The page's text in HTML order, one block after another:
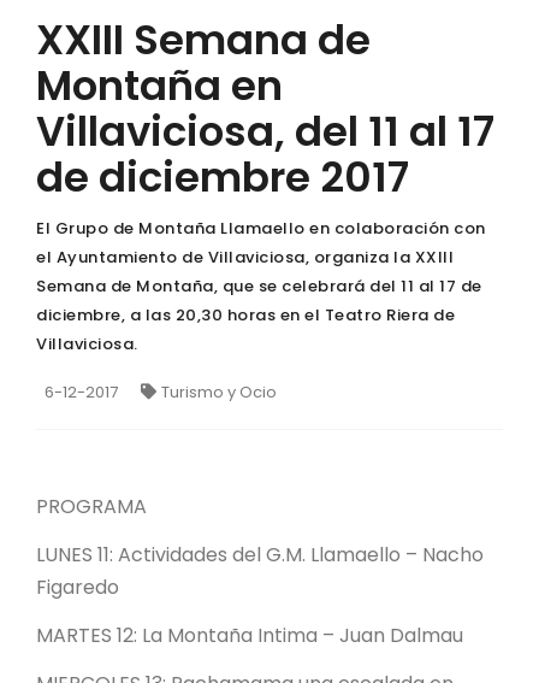
XXIII Semana de
Montaña en
Villaviciosa, del 11 al 17
de diciembre 2017
El Grupo de Montaña Llamaello en colaboración con
el Ayuntamiento de Villaviciosa, organiza la XXIII
Semana de Montaña, que se celebrará del 11 al 17 de
diciembre, a las 20,30 horas en el Teatro Riera de
Villaviciosa.
6-12-2017 Turismo y Ocio
PROGRAMA
LUNES 11: Actividades del G.M. Llamaello – Nacho
Figaredo
MARTES 12: La Montaña Intima – Juan Dalmau